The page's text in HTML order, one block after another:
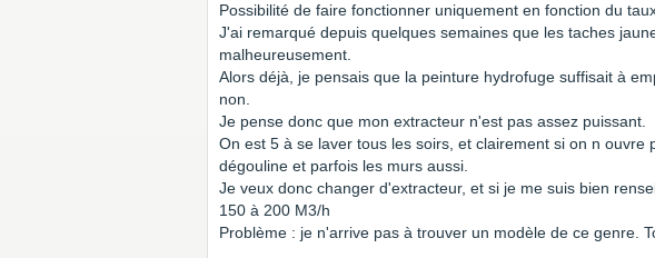
Possibilité de faire fonctionner uniquement en fonction du
J'ai remarqué depuis quelques semaines que les taches
malheureusement.
Alors déjà, je pensais que la peinture hydrofuge suffisait à
non.
Je pense donc que mon extracteur n'est pas assez puissant.
On est 5 à se laver tous les soirs, et clairement si on n ouvre
dégouline et parfois les murs aussi.
Je veux donc changer d'extracteur, et si je me suis bien
150 à 200 M3/h
Problème : je n'arrive pas à trouver un modèle de ce genre.